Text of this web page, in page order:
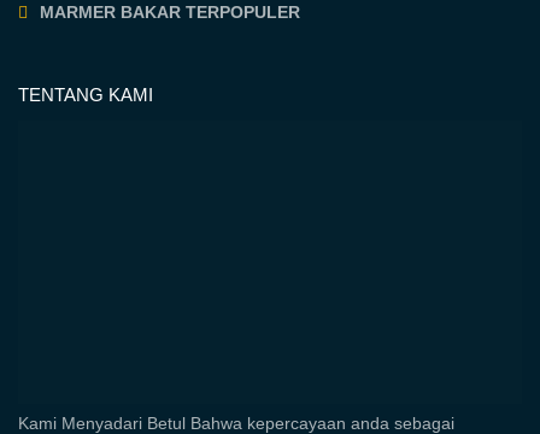
MARMER BAKAR TERPOPULER
TENTANG KAMI
Kami Menyadari Betul Bahwa kepercayaan anda sebagai